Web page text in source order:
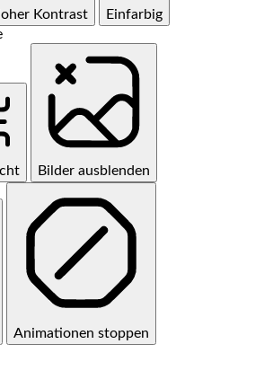
Kontrast
Einfarbig
Bilder ausblenden
Animationen stoppen